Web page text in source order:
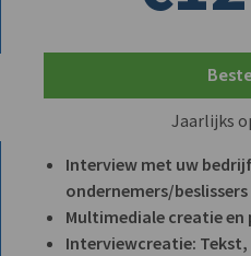
Jaarlijks
Interview met uw
ondernemers/beslissers
Multimediale creatie
Interviewcreatie: